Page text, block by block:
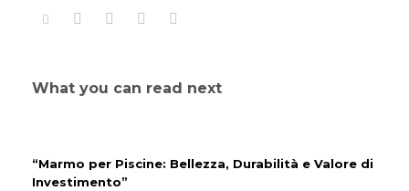
What you can read next
“Marmo per Piscine: Bellezza, Durabilità e Valore di
Investimento”